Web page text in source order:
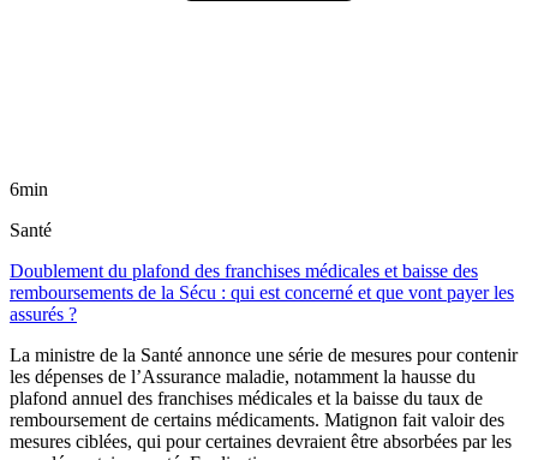
6min
Santé
Doublement du plafond des franchises médicales et baisse des
remboursements de la Sécu : qui est concerné et que vont payer les
assurés ?
La ministre de la Santé annonce une série de mesures pour contenir
les dépenses de l’Assurance maladie, notamment la hausse du
plafond annuel des franchises médicales et la baisse du taux de
remboursement de certains médicaments. Matignon fait valoir des
mesures ciblées, qui pour certaines devraient être absorbées par les